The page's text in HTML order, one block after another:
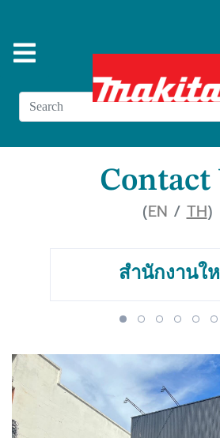
Search
Contact
(EN / TH)
สำนักงานใ